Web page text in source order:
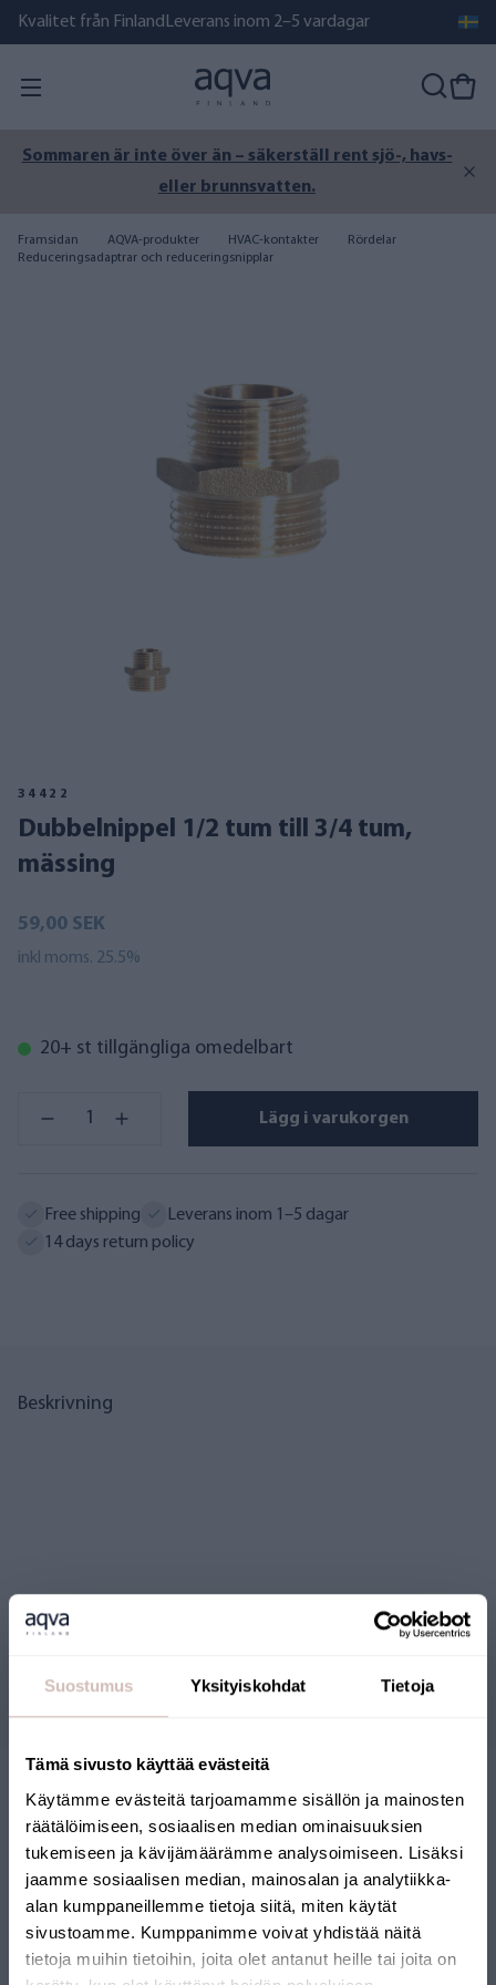
Suostumus Yksityiskohdat Tietoja
Tämä sivusto käyttää evästeitä
Käytämme evästeitä tarjoamamme sisällön ja mainosten
räätälöimiseen, sosiaalisen median ominaisuuksien
tukemiseen ja kävijämäärämme analysoimiseen. Lisäksi
jaamme sosiaalisen median, mainosalan ja analytiikka-
alan kumppaneillemme tietoja siitä, miten käytät
sivustoamme. Kumppanimme voivat yhdistää näitä
tietoja muihin tietoihin, joita olet antanut heille tai joita on
Kvalitet från Finland Leverans inom 2–5 vardagar
Sommaren är inte över än – säkerställ rent sjö-, havs-
eller brunnsvatten.
Framsidan AQVA-produkter HVAC-kontakter
Rördelar
Reduceringsadaptrar och reduceringsnipplar
34422
Dubbelnippel 1/2 tum till 3/4 tum,
mässing
59,00 SEK
inkl moms. 25.5%
20+ st tillgängliga omedelbart
Lägg i varukorgen
Free shipping
Leverans inom 1–5 dagar
14 days return policy
Beskrivning
Recensioner
Frågor
FINSK WEBBUTIK